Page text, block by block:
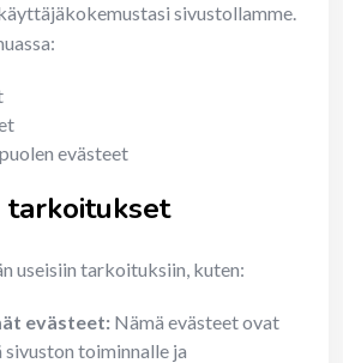
sivustollamme.
evästeet
tarkoitukset
useisiin tarkoituksiin, kuten:
evästeet: Nämä evästeet ovat
toiminnalle ja